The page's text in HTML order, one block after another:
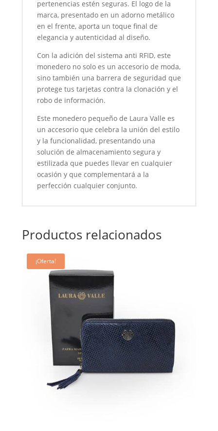
pertenencias estén seguras. El logo de la
marca, presentado en un adorno metálico
en el frente, aporta un toque final de
elegancia y autenticidad al diseño.
Con la adición del sistema anti RFID, este
monedero no solo es un accesorio de moda,
sino también una barrera de seguridad que
protege tus tarjetas contra la clonación y el
robo de información.
Este monedero pequeño de Laura Valle es
un accesorio que celebra la unión del estilo
y la funcionalidad, presentando una
solución de almacenamiento segura y
estilizada que puedes llevar en cualquier
ocasión y que complementará a la
perfección cualquier conjunto.
Productos relacionados
¡Oferta!